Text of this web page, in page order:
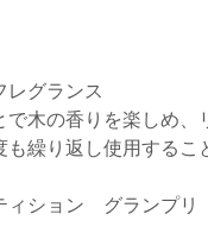
レグランス
で木の香りを楽しめ
繰り返し使用するこ
ィション グランプ